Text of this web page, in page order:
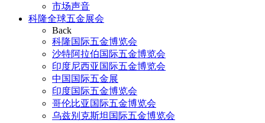
市场声音
科隆全球五金展会
Back
科隆国际五金博览会
沙特阿拉伯国际五金博览会
印度尼西亚国际五金博览会
中国国际五金展
印度国际五金博览会
哥伦比亚国际五金博览会
乌兹别克斯坦国际五金博览会